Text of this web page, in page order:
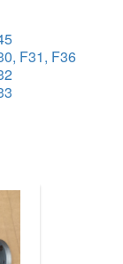
F31, F36